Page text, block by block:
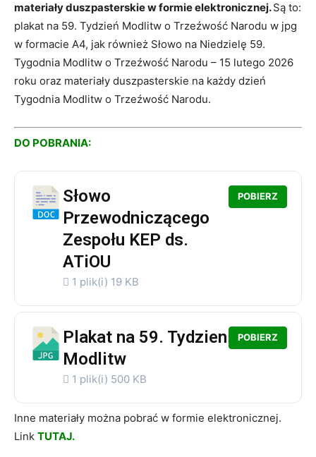
materiały duszpasterskie w formie elektronicznej.Są to:
plakat na 59. Tydzień Modlitw o Trzeźwość Narodu w jpg
w formacie A4, jak również Słowo na Niedzielę 59.
Tygodnia Modlitw o Trzeźwość Narodu – 15 lutego 2026
roku oraz materiały duszpasterskie na każdy dzień
Tygodnia Modlitw o Trzeźwość Narodu.
DO POBRANIA:
Słowo
Przewodniczącego
Zespołu KEP ds.
ATiOU
1 plik(i) 19 KB
POBIERZ
Plakat na 59. Tydzien
Modlitw
1 plik(i) 500 KB
POBIERZ
Inne materiały można pobrać w formie elektronicznej.
Link TUTAJ.